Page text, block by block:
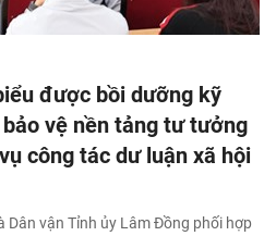
được bồi dưỡng kỹ
vệ nền tảng tư tưởng
công tác dư luận xã hội
Dân vận Tỉnh ủy Lâm Đồng phối hợp